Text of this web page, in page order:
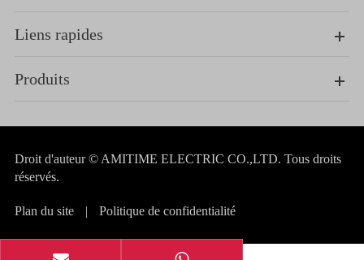
Liens rapides
Produits
Droit d'auteur © AMITIME ELECTRIC CO.,LTD. Tous droits
réservés.
Plan du site | Politique de confidentialité